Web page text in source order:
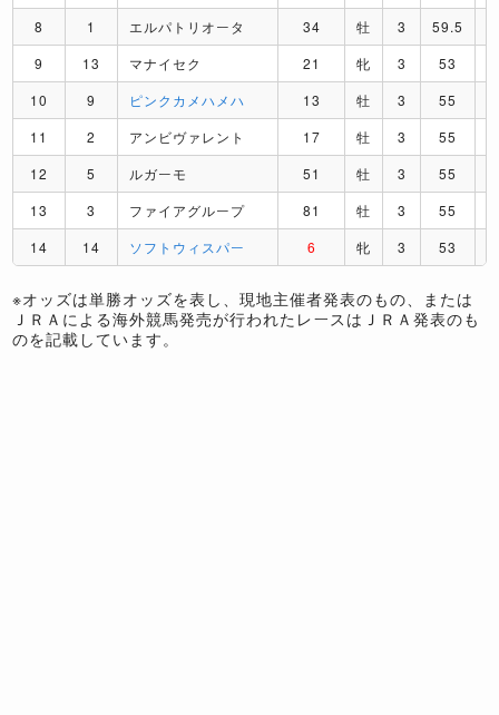
8 1 エルパトリオータ 34 牡 3 59.5
9
13 マナイセク 21 牝 3 53
10
9 ピンクカメハメハ 13 牡 3 55
11
2 アンビヴァレント 17 牡 3 55
12
5 ルガーモ 51 牡 3 55
13
3 ファイアグループ 81 牡 3 55
14
14 ソフトウィスパー 6 牝 3 53
※オッズは単勝オッズを表し、現地主催者発表のもの、または
ＪＲＡによる海外競馬発売が行われたレースはＪＲＡ発表のも
のを記載しています。